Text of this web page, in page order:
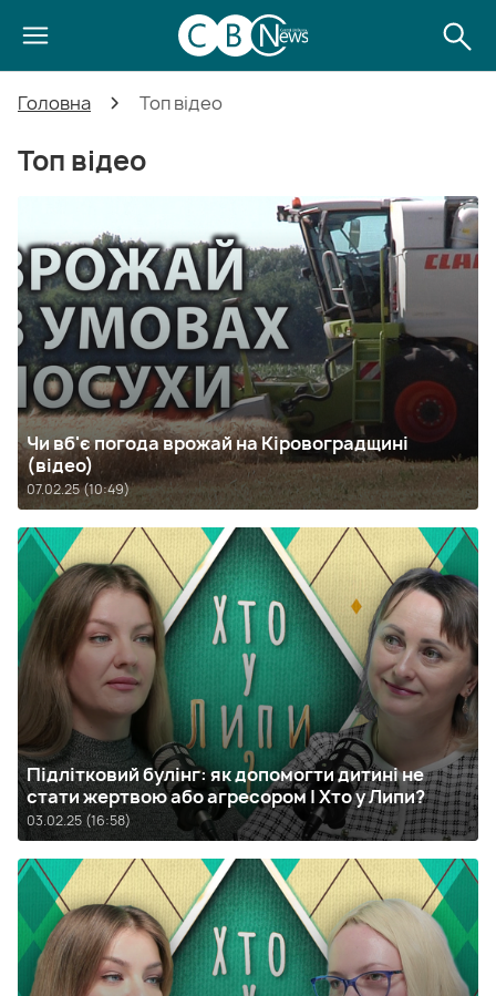
Головна Топ відео
Топ відео
Чи вб'є погода врожай на Кіровоградщині
(відео)
07.02.25 (10:49)
Підлітковий булінг: як допомогти дитині не
стати жертвою або агресором | Хто у Липи?
03.02.25 (16:58)